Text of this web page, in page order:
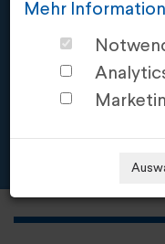
"Schloss
Mehr